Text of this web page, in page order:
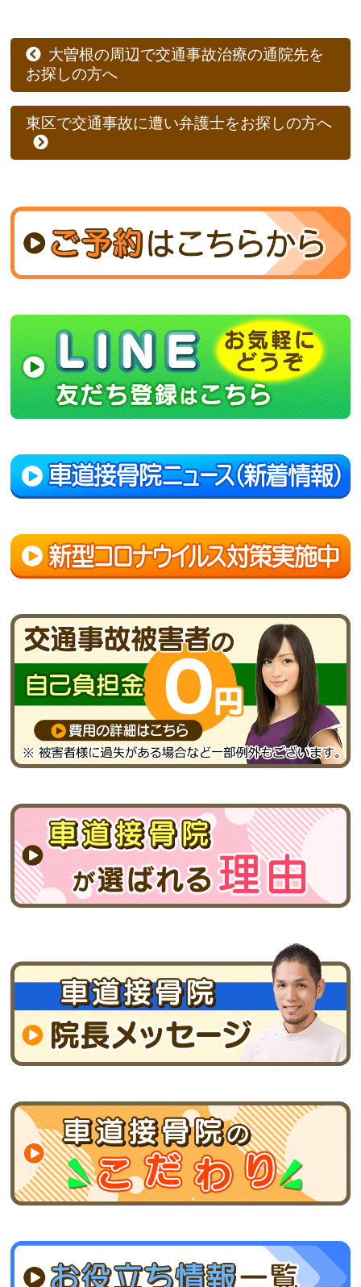
大曽根の周辺で交通事故治療の通院先を
お探しの方へ
東区で交通事故に遭い弁護士をお探しの方へ